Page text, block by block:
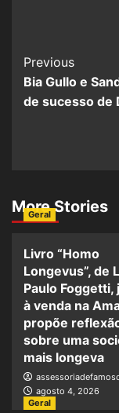
Previous
Bia Gullo e
de sucesso de
More Stories
Geral
Livro “Homo
Longevus”, de
Paulo Foggetti,
à venda na
propõe
sobre uma
mais longeva
agosto 4, 2026
Geral